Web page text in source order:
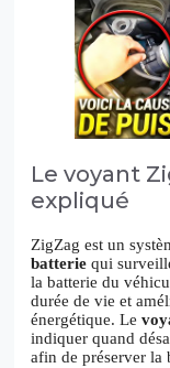
Le voyant
expliqué
ZigZag est un
batterie qui
la batterie du
durée de vie et
énergétique. Le
indiquer quand
afin de préserver la